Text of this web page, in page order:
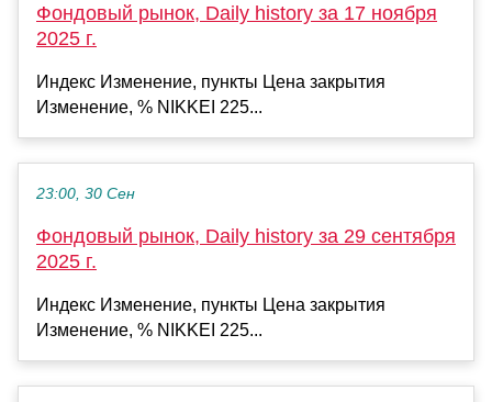
Фондовый рынок, Daily history за 17 ноября
2025 г.
Индекс Изменение, пункты Цена закрытия
Изменение, % NIKKEI 225...
23:00, 30 Сен
Фондовый рынок, Daily history за 29 сентября
2025 г.
Индекс Изменение, пункты Цена закрытия
Изменение, % NIKKEI 225...